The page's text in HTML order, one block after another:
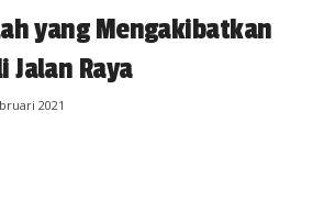
yang Mengakibatkan
Jalan Raya
2021